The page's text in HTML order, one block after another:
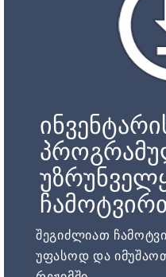
შეგიძლიათ
უფასოდ და